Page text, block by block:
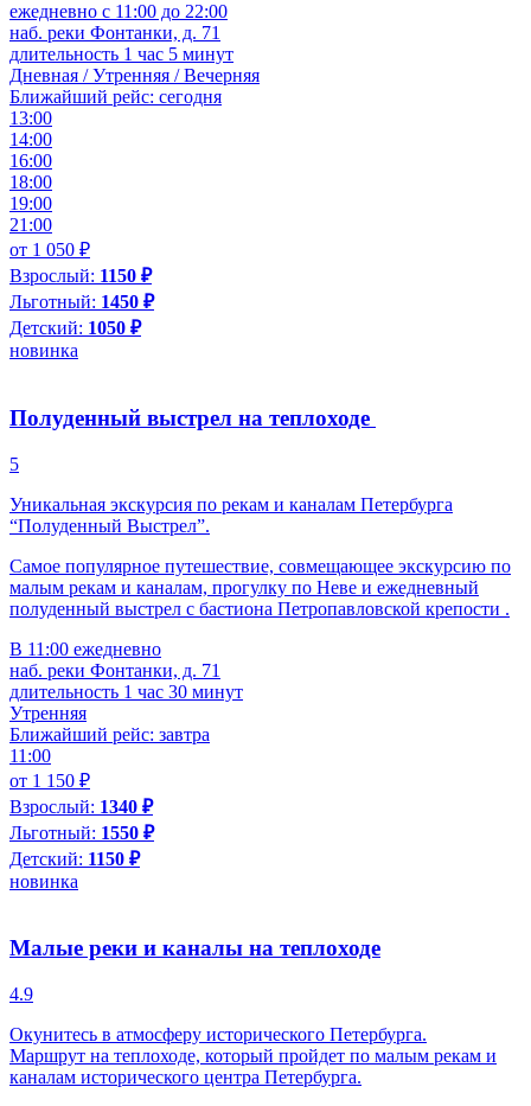
ежедневно с 11:00 до 22:00
наб. реки Фонтанки, д. 71
длительность 1 час 5 минут
Дневная / Утренняя / Вечерняя
Ближайший рейс: сегодня
13:00
14:00
16:00
18:00
19:00
21:00
от 1 050 ₽
Взрослый: 1150 ₽
Льготный: 1450 ₽
Детский: 1050 ₽
новинка
Полуденный выстрел на теплоходе
5
Уникальная экскурсия по рекам и каналам Петербурга
“Полуденный Выстрел”.
Самое популярное путешествие, совмещающее экскурсию по
малым рекам и каналам, прогулку по Неве и ежедневный
полуденный выстрел с бастиона Петропавловской крепости .
В 11:00 ежедневно
наб. реки Фонтанки, д. 71
длительность 1 час 30 минут
Утренняя
Ближайший рейс: завтра
11:00
от 1 150 ₽
Взрослый: 1340 ₽
Льготный: 1550 ₽
Детский: 1150 ₽
новинка
Малые реки и каналы на теплоходе
4.9
Окунитесь в атмосферу исторического Петербурга.
Маршрут на теплоходе, который пройдет по малым рекам и
каналам исторического центра Петербурга.